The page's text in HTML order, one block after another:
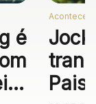
é
Pais